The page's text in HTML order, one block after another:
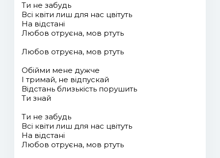
Ти не забудь
Всі квіти лиш для нас цвітуть
На відстані
Любов отруєна, мов ртуть
Любов отруєна, мов ртуть
Обійми мене дужче
І тримай, не відпускай
Відстань близькість порушить
Ти знай
Ти не забудь
Всі квіти лиш для нас цвітуть
На відстані
Любов отруєна, мов ртуть